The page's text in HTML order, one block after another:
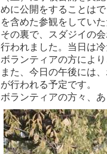
めに公開をすることは
を含めた参観をしてい
その裏で、スダジイの
行われました。当日は
ボランティアの方によ
また、今日の午後には
が行われる予定です。
ボランティアの方々、